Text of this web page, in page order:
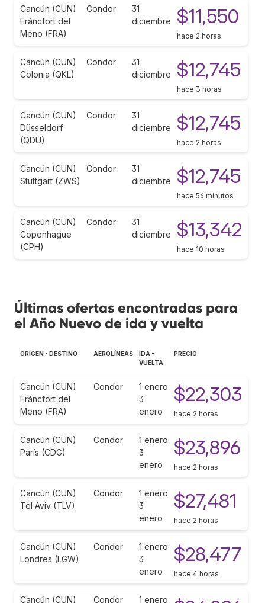
Cancún (CUN)
Fráncfort del
Meno (FRA)
Condor
31
diciembre
$11,550
hace 2 horas
Cancún (CUN)
Colonia (QKL)
Condor
31
diciembre
$12,745
hace 3 horas
Cancún (CUN)
Düsseldorf
(QDU)
Condor
31
diciembre
$12,745
hace 2 horas
Cancún (CUN)
Stuttgart (ZWS)
Condor
31
diciembre
$12,745
hace 56 minutos
Cancún (CUN)
Copenhague
(CPH)
Condor
31
diciembre
$13,342
hace 10 horas
Últimas ofertas encontradas para
el Año Nuevo de ida y vuelta
ORIGEN - DESTINO AEROLÍNEAS
IDA -
VUELTA
PRECIO
Cancún (CUN)
Fráncfort del
Meno (FRA)
Condor
1 enero
3
enero
$22,303
hace 2 horas
Cancún (CUN)
París (CDG)
Condor
1 enero
3
enero
$23,896
hace 2 horas
Cancún (CUN)
Tel Aviv (TLV)
Condor
1 enero
3
enero
$27,481
hace 2 horas
Cancún (CUN)
Londres (LGW)
Condor
1 enero
3
enero
$28,477
hace 4 horas
Cancún (CUN) Condor 1 enero